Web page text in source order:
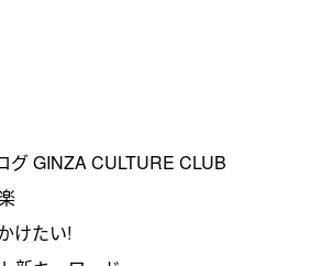
グ GINZA CULTURE CLUB
けたい!